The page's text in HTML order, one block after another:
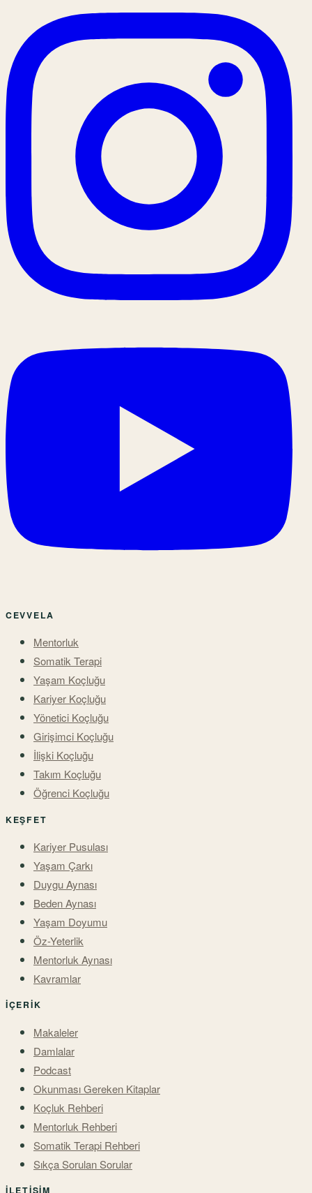
CEVVELA
Mentorluk
Somatik Terapi
Yaşam Koçluğu
Kariyer Koçluğu
Yönetici Koçluğu
Girişimci Koçluğu
İlişki Koçluğu
Takım Koçluğu
Öğrenci Koçluğu
KEŞFET
Kariyer Pusulası
Yaşam Çarkı
Duygu Aynası
Beden Aynası
Yaşam Doyumu
Öz-Yeterlik
Mentorluk Aynası
Kavramlar
İÇERIK
Makaleler
Damlalar
Podcast
Okunması Gereken Kitaplar
Koçluk Rehberi
Mentorluk Rehberi
Somatik Terapi Rehberi
Sıkça Sorulan Sorular
İLETIŞIM